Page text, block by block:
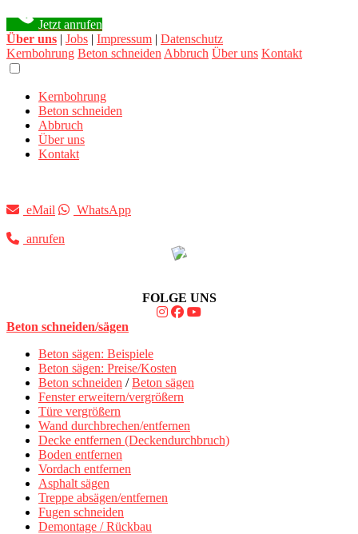
Jetzt anrufen
Über uns | Jobs | Impressum | Datenschutz
Kernbohrung Beton schneiden Abbruch Über uns Kontakt
Kernbohrung
Beton schneiden
Abbruch
Über uns
Kontakt
eMail WhatsApp
anrufen
FOLGE UNS
Beton schneiden/sägen
Beton sägen: Beispiele
Beton sägen: Preise/Kosten
Beton schneiden /Beton sägen
Fenster erweitern/vergrößern
Türe vergrößern
Wand durchbrechen/entfernen
Decke entfernen (Deckendurchbruch)
Boden entfernen
Vordach entfernen
Asphalt sägen
Treppe absägen/entfernen
Fugen schneiden
Demontage / Rückbau